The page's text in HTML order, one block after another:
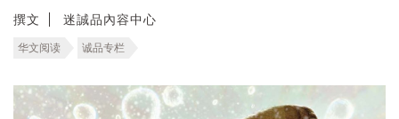
撰文 迷誠品內容中心
华文阅读 诚品专栏